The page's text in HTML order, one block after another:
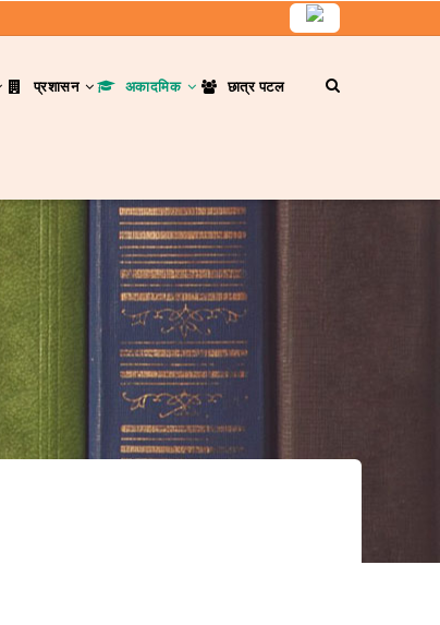
प्रशासन अकादमिक छात्र पटल